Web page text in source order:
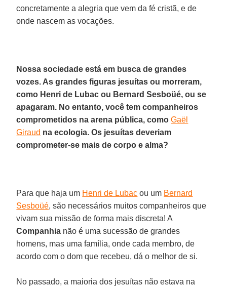
concretamente a alegria que vem da fé cristã, e de
onde nascem as vocações.
Nossa sociedade está em busca de grandes
vozes. As grandes figuras jesuítas ou morreram,
como Henri de Lubac ou Bernard Sesboüé, ou se
apagaram. No entanto, você tem companheiros
comprometidos na arena pública, comoGaël
Giraud na ecologia. Os jesuítas deveriam
comprometer-se mais de corpo e alma?
Para que haja um Henri de Lubac ou um Bernard
Sesboüé, são necessários muitos companheiros que
vivam sua missão de forma mais discreta! A
Companhia não é uma sucessão de grandes
homens, mas uma família, onde cada membro, de
acordo com o dom que recebeu, dá o melhor de si.
No passado, a maioria dos jesuítas não estava na